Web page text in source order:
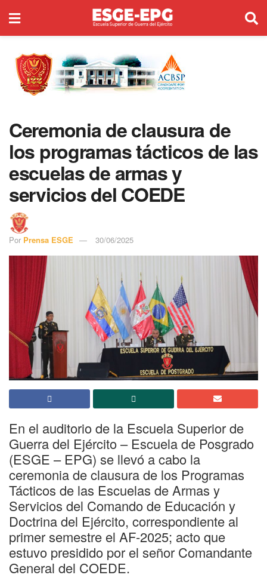
Ceremonia de clausura de
los programas tácticos de las
escuelas de armas y
servicios del COEDE
Por Prensa ESGE 30/06/2025
En el auditorio de la Escuela Superior de
Guerra del Ejército – Escuela de Posgrado
(ESGE – EPG) se llevó a cabo la
ceremonia de clausura de los Programas
Tácticos de las Escuelas de Armas y
Servicios del Comando de Educación y
Doctrina del Ejército, correspondiente al
primer semestre el AF-2025; acto que
estuvo presidido por el señor Comandante
General del COEDE.